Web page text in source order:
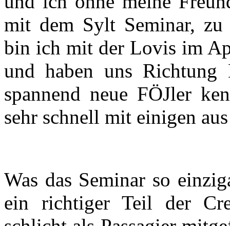
mit dem Sylt Seminar, zu
bin ich mit der Lovis im
und haben uns Richtung
spannend neue FÖJler
sehr schnell mit einigen
Was das Seminar so
ein richtiger Teil der